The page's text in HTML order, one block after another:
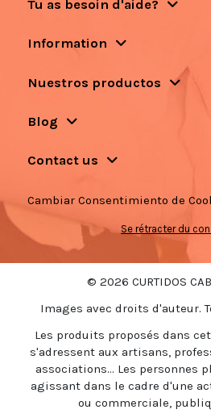
Tu as besoin d'aide?
Information
Nuestros productos
Blog
Contact us
Cambiar Consentimiento de
Se rétracter du
© 2026 CURTIDOS
Images avec droits d'auteur.
Les produits proposés dans
s'adressent aux artisans,
associations... Les personnes
agissant dans le cadre d'une
ou commerciale,